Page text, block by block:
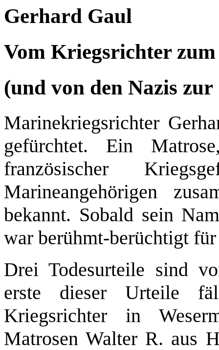
Gerhard Gaul
Vom Kriegsrichter
(und von den Nazis
Marinekriegsrichter
gefürchtet. Ein
französischer
Marineangehörigen
bekannt. Sobald sein
war berühmt-berüchtigt
Drei Todesurteile sind
erste dieser Urteile
Kriegsrichter in
Matrosen Walter R. aus